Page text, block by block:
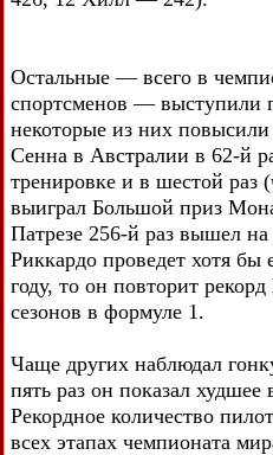
Остальные — всего в
спортсменов — выступили
некоторые из них
Сенна в Австралии в 62-й
тренировке и в шестой раз
выиграл Большой приз
Патрезе 256-й раз вышел
Риккардо проведет хотя бы
году, то он повторит
сезонов в формуле 1.
Чаще других наблюдал
пять раз он показал худшее
Рекордное количество
всех этапах чемпионата